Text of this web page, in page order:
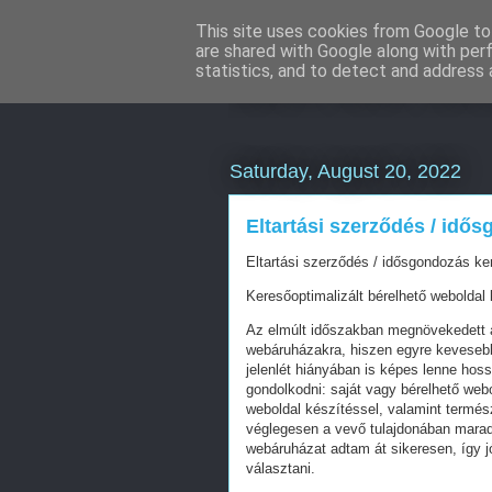
SEM and
Saturday, August 20, 2022
Eltartási szerződés /
Eltartási szerződés / idősgondozás
Keresőoptimalizált bérelhető
Az elmúlt időszakban
webáruházakra, hiszen egyre
jelenlét hiányában is képes lenne
gondolkodni: saját vagy bérelhető
weboldal készítéssel, valamint
véglegesen a vevő tulajdonában
webáruházat adtam át sikeresen, így
választani.
This site uses cookies from Google
are shared with Google along with
statistics, and to detect and address